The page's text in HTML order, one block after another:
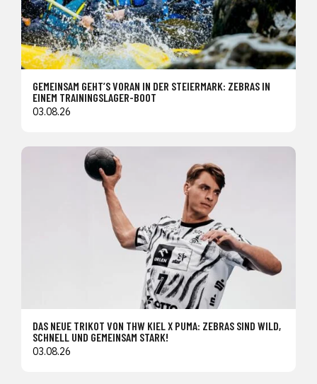
GEMEINSAM GEHT’S VORAN IN DER STEIERMARK: ZEBRAS IN
EINEM TRAININGSLAGER-BOOT
03.08.26
DAS NEUE TRIKOT VON THW KIEL X PUMA: ZEBRAS SIND WILD,
SCHNELL UND GEMEINSAM STARK!
03.08.26